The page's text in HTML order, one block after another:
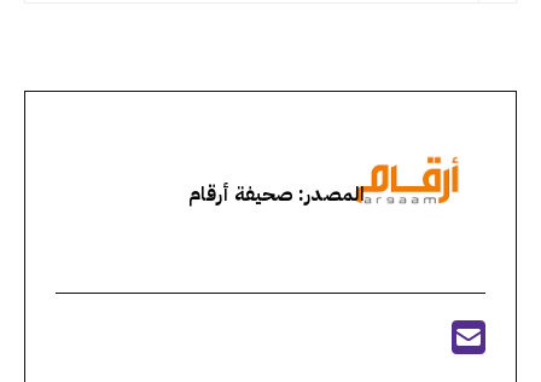
المصدر: صحيفة أرقام